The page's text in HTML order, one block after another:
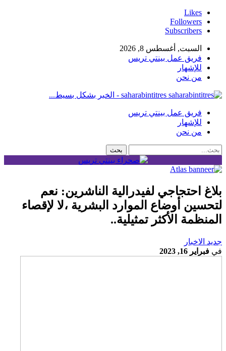
Likes
Followers
Subscribers
السبت, أغسطس 8, 2026
فريق عمل بينتي تريس
للإشهار
من نحن
saharabintitres - الخبر بشكل بسيط...
فريق عمل بينتي تريس
للإشهار
من نحن
بلاغ احتجاجي لفيدرالية الناشرين: نعم
لتحسين أوضاع الموارد البشرية ،لا لإقصاء
المنظمة الأكثر تمثيلية..
جديد الاخبار
في فبراير 16, 2023